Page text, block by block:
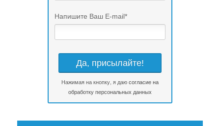
Напишите Ваш E-mail*
Нажимая на кнопку, я даюсогласие на
обработку персональных данных